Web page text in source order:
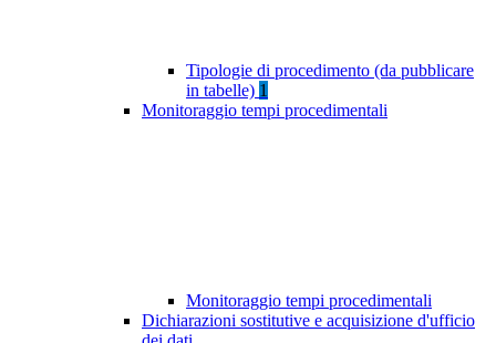
Tipologie di procedimento (da pubblicare
in tabelle) 1
Monitoraggio tempi procedimentali
Monitoraggio tempi procedimentali
Dichiarazioni sostitutive e acquisizione d'ufficio